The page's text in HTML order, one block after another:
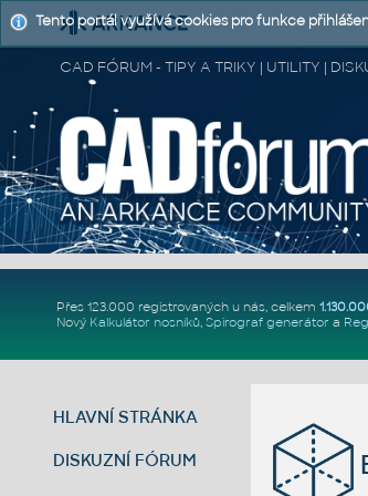
CAD FÓRUM - TIPY A TRIKY | UTILITY |
Přes 123.000 registrovaných u nás, celkem
Nový Kalkulátor nosníků, Spirograf generátor a
HLAVNÍ STRÁNKA
DISKUZNÍ FÓRUM
Tento portál využívá cookies pro funkce